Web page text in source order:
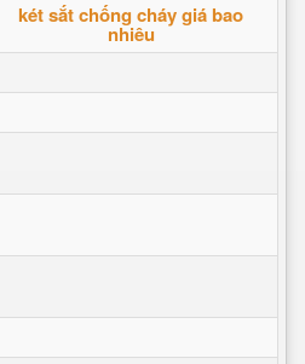
két sắt chống cháy giá bao
nhiêu